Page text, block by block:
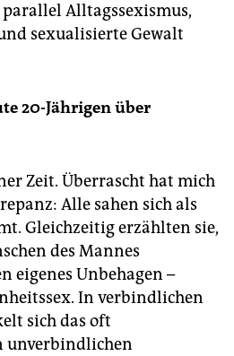
Alltagssexismus,
sexualisierte Gewalt
20-Jährigen über
Zeit. Überrascht hat mich
Alle sahen sich als
Gleichzeitig erzählten sie,
des Mannes
eigenes Unbehagen –
In verbindlichen
sich das oft
unverbindlichen